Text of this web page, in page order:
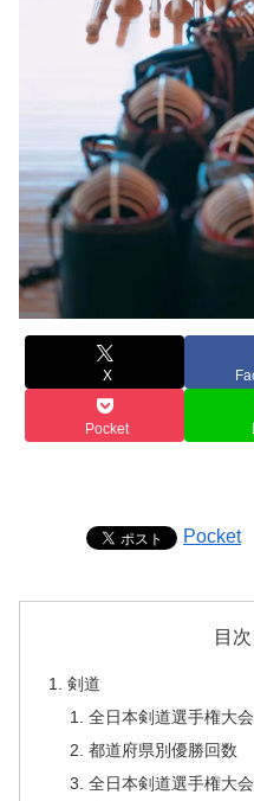
X
Pocket
Pocket
目次
剣道
全日本剣道選手権大会
都道府県別優勝回数
全日本剣道選手権大